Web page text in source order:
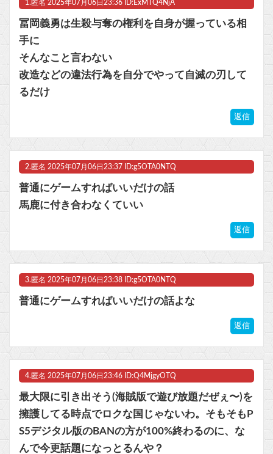
【朗報】ファイアーエムブレムさん、ついにキャラ成長率がゲーム内で見れるようになる
マジでものが捨てられないオタクなんだが他
ビットコイン再び1600万円へ。ドル円は147円に
1. 匿名 2025年07月06日23:36 ID:ExMTQ4NjA
冨岡義勇は生殺与奪の権利を自身が握っている相
手に
そんなこと言わない
改造などの違法行為を自分でやって自滅の刃して
るだけ
返信
2. 匿名 2025年07月06日23:37 ID:g5OTA0NTQ
普通にゲームすればいいだけの話
馬鹿に付き合わなくていい
返信
3. 匿名 2025年07月06日23:38 ID:g5OTA0NTQ
普通にゲームすればいいだけの話よな
返信
4. 匿名 2025年07月06日23:46 ID:Q4MjgyOTQ
最大限に引き出そう(海賊版で遊び放題だぜぇ〜)を
擁護してる時点でロクな国じゃないわ。そもそもP
S5デジタル版のBANの方が100%終わるのに、な
んで今更話題になっとるんや？